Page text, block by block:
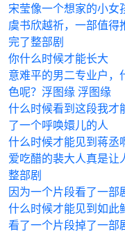
宋莹像一个想家的小女
虞书欣越祈，一部值得
完了整部剧
你什么时候才能长大
意难平的男二专业户，
色呢？浮图缘 浮图缘
什么时候看到这段我才
了一个呼唤嬛儿的人
什么时候才能见到蒋丞
爱吃醋的裴大人真是让
整部剧
因为一个片段看了一部
什么时候才能见到如此
看了一个片段掉了一部